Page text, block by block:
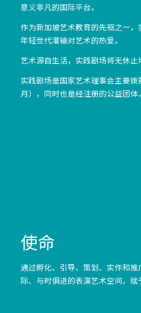
意义非凡的国际平台。
作为新加坡艺术教育的先驱之一
年轻世代灌输对艺术的热爱。
艺术源自生活，实践剧场将无休止
实践剧场是国家艺术理事会主要
月），同时也是经注册的公益团
使命
通过孵化、引导、策划、实作和
际、与时俱进的表演艺术空间，赋